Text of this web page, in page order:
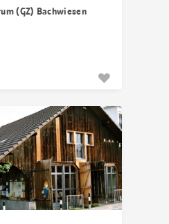
(GZ) Bachwiesen